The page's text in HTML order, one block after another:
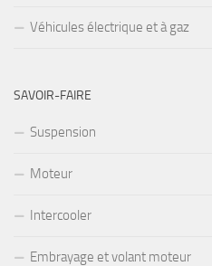
Véhicules électrique et à gaz
SAVOIR-FAIRE
Suspension
Moteur
Intercooler
Embrayage et volant moteur